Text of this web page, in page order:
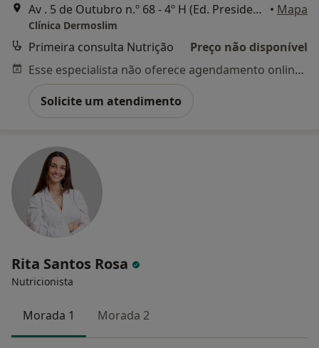
Av . 5 de Outubro n.º 68 - 4º H (Ed. Presidente), Lisboa • Mapa
Clínica Dermoslim
Primeira consulta Nutrição
Preço não disponível
Esse especialista não oferece agendamento online para esse endereço.
Solicite um atendimento
Rita Santos Rosa
Nutricionista
Morada 1 Morada 2